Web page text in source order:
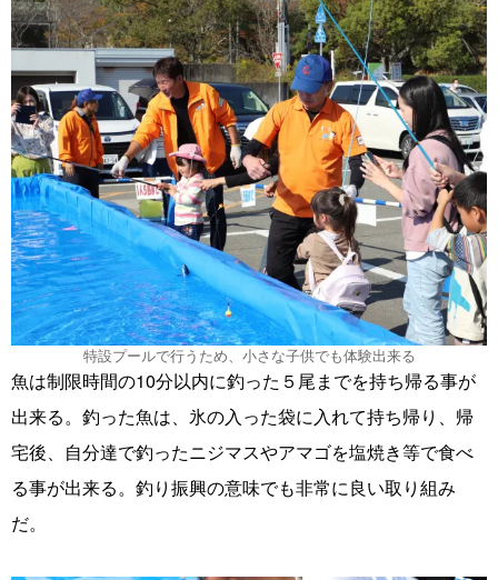
特設プールで行うため、小さな子供でも体験出来る
魚は制限時間の10分以内に釣った５尾までを持ち帰る事が
出来る。釣った魚は、氷の入った袋に入れて持ち帰り、帰
宅後、自分達で釣ったニジマスやアマゴを塩焼き等で食べ
る事が出来る。釣り振興の意味でも非常に良い取り組み
だ。